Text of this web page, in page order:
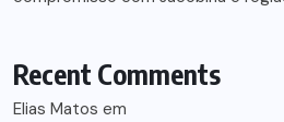
Recent Comments
Elias Matos em